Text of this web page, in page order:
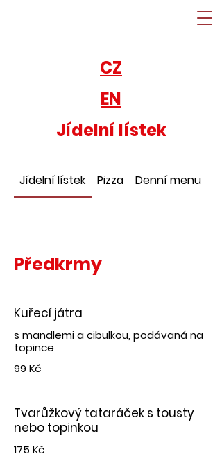
CZ
EN
Jídelní lístek
Jídelní lístek Pizza Denní menu
Předkrmy
Kuřecí játra
s mandlemi a cibulkou, podávaná na
topince
99 Kč
Tvarůžkový tataráček s tousty
nebo topinkou
175 Kč